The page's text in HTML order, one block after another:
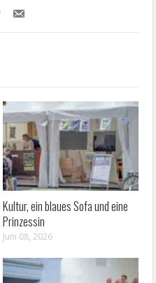
Kultur, ein blaues Sofa und eine
Prinzessin
Juni 08, 2026